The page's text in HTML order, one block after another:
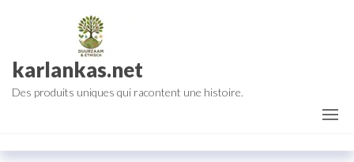
karlankas.net
Des produits uniques qui racontent une histoire.